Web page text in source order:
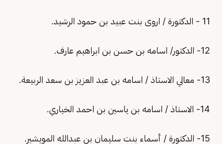
11 - الدكتورة / اروى بنت عبيد بن حمود الرشيد.
12- الدكتور/ اسامه بن حسن بن ابراهيم عارف.
13- معالي الاستاذ / اسامه بن عبد العزيز بن سعد الربيعة.
14- الاستاذ / اسامه بن ياسين بن احمد الخياري.
15- الدكتورة / أسماء بنت سليمان بن عبدالله المويشير.